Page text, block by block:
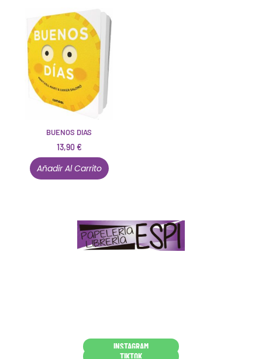
BUENOS DIAS
13,90€
Añadir Al Carrito
INSTAGRAM
TIKTOK